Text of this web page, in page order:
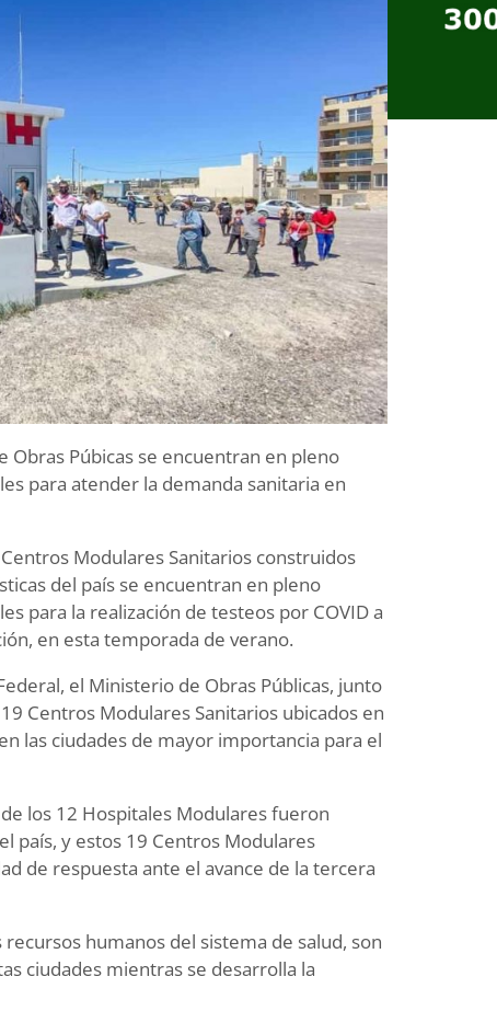
Púbicas se encuentran en pleno
para atender la demanda sanitaria en
Modulares Sanitarios construidos
del país se encuentran en pleno
para la realización de testeos por COVID a
en esta temporada de verano.
el Ministerio de Obras Públicas, junto
Centros Modulares Sanitarios ubicados en
las ciudades de mayor importancia para el
los 12 Hospitales Modulares fueron
país, y estos 19 Centros Modulares
de respuesta ante el avance de la tercera
humanos del sistema de salud, son
ciudades mientras se desarrolla la